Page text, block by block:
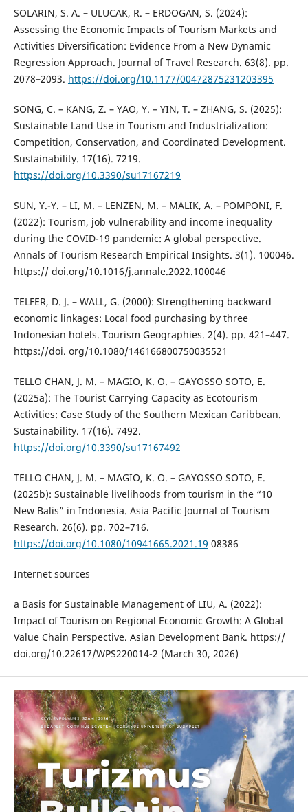
SOLARIN, S. A. – ULUCAK, R. – ERDOGAN, S. (2024):
Assessing the Economic Impacts of Tourism Markets and
Activities Diversification: Evidence From a New Dynamic
Regression Approach. Journal of Travel Research. 63(8). pp.
2078–2093. https://doi.org/10.1177/00472875231203395
SONG, C. – KANG, Z. – YAO, Y. – YIN, T. – ZHANG, S. (2025):
Sustainable Land Use in Tourism and Industrialization:
Competition, Conservation, and Coordinated Development.
Sustainability. 17(16). 7219.
https://doi.org/10.3390/su17167219
SUN, Y.-Y. – LI, M. – LENZEN, M. – MALIK, A. – POMPONI, F.
(2022): Tourism, job vulnerability and income inequality
during the COVID-19 pandemic: A global perspective.
Annals of Tourism Research Empirical Insights. 3(1). 100046.
https:// doi.org/10.1016/j.annale.2022.100046
TELFER, D. J. – WALL, G. (2000): Strengthening backward
economic linkages: Local food purchasing by three
Indonesian hotels. Tourism Geographies. 2(4). pp. 421–447.
https://doi. org/10.1080/146166800750035521
TELLO CHAN, J. M. – MAGIO, K. O. – GAYOSSO SOTO, E.
(2025a): The Tourist Carrying Capacity as Ecotourism
Activities: Case Study of the Southern Mexican Caribbean.
Sustainability. 17(16). 7492.
https://doi.org/10.3390/su17167492
TELLO CHAN, J. M. – MAGIO, K. O. – GAYOSSO SOTO, E.
(2025b): Sustainable livelihoods from tourism in the “10
New Balis” in Indonesia. Asia Pacific Journal of Tourism
Research. 26(6). pp. 702–716.
https://doi.org/10.1080/10941665.2021.19 08386
Internet sources
a Basis for Sustainable Management of LIU, A. (2022):
Impact of Tourism on Regional Economic Growth: A Global
Value Chain Perspective. Asian Development Bank. https://
doi.org/10.22617/WPS220014-2 (March 30, 2026)